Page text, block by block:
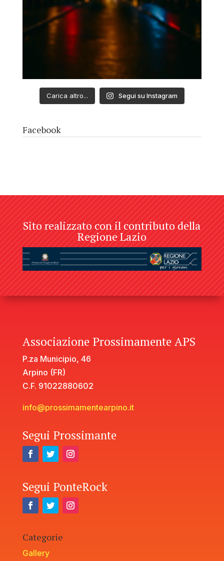
Carica altro... Segui su Instagram
Facebook
Sito realizzato con il contributo della
Regione Lazio
Associazione Prossimamente APS
P.za Municipio, 46
Arpino (FR)
C.F. 91022880602
info@prossimamentearpino.it
Segui Prossimante
Segui PonteRock
Categorie
Gallery